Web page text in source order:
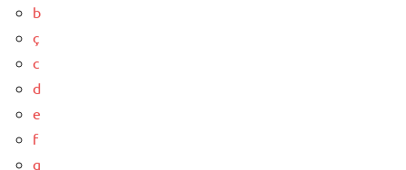
b
ç
c
d
e
f
g